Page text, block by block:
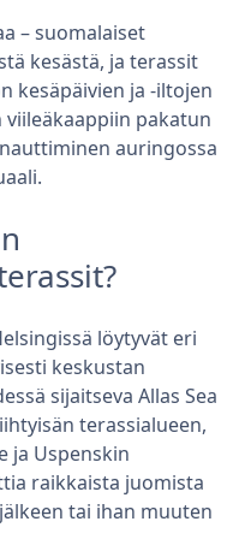
– suomalaiset
kesästä, ja terassit
kesäpäivien ja -iltojen
pakatun
auringossa
löytyvät eri
keskustan
sijaitseva Allas Sea
terassialueen,
ja Uspenskin
raikkaista juomista
tai ihan muuten